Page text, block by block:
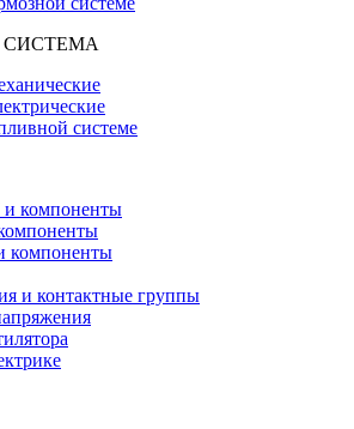
системе
компоненты
и контактные группы